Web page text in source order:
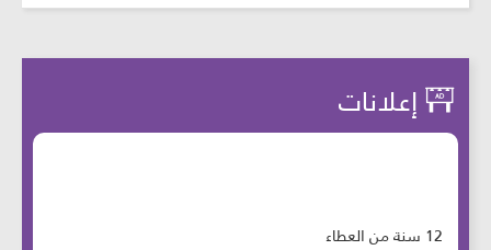
إعلانات
12 سنة من العطاء